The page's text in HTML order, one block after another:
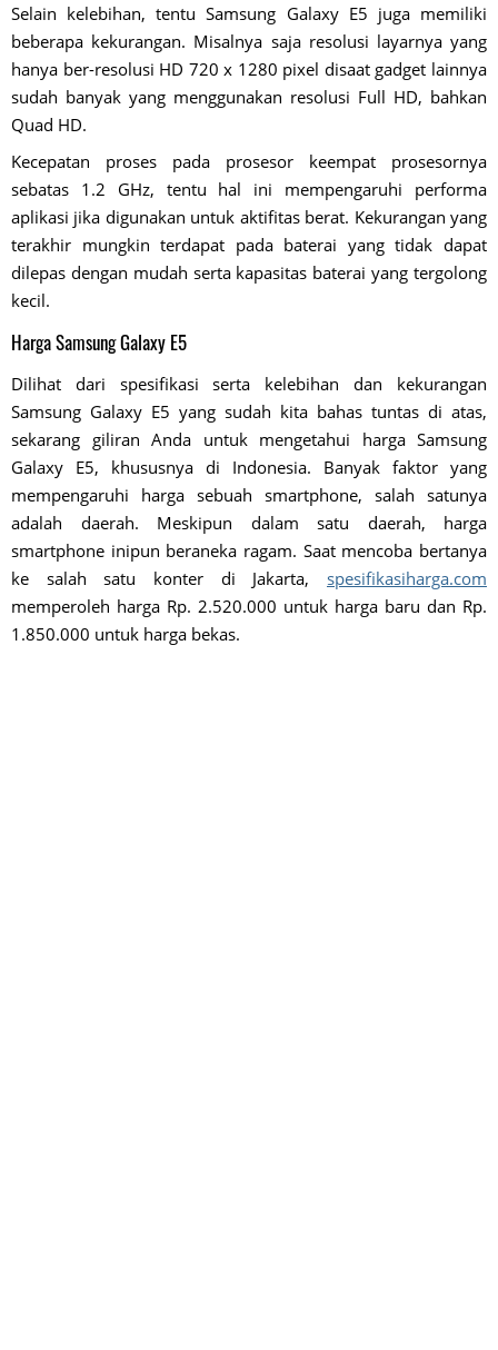
Selain kelebihan, tentu Samsung Galaxy E5 juga memiliki
beberapa kekurangan. Misalnya saja resolusi layarnya yang
hanya ber-resolusi HD 720 x 1280 pixel disaat gadget lainnya
sudah banyak yang menggunakan resolusi Full HD, bahkan
Quad HD.
Kecepatan proses pada prosesor keempat prosesornya
sebatas 1.2 GHz, tentu hal ini mempengaruhi performa
aplikasi jika digunakan untuk aktifitas berat. Kekurangan yang
terakhir mungkin terdapat pada baterai yang tidak dapat
dilepas dengan mudah serta kapasitas baterai yang tergolong
kecil.
Harga Samsung Galaxy E5
Dilihat dari spesifikasi serta kelebihan dan kekurangan
Samsung Galaxy E5 yang sudah kita bahas tuntas di atas,
sekarang giliran Anda untuk mengetahui harga Samsung
Galaxy E5, khususnya di Indonesia. Banyak faktor yang
mempengaruhi harga sebuah smartphone, salah satunya
adalah daerah. Meskipun dalam satu daerah, harga
smartphone inipun beraneka ragam. Saat mencoba bertanya
ke salah satu konter di Jakarta, spesifikasiharga.com
memperoleh harga Rp. 2.520.000 untuk harga baru dan Rp.
1.850.000 untuk harga bekas.